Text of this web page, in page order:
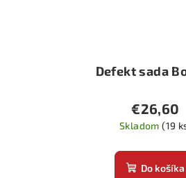
Defekt sada
€26,60
Skladom(19
Do košíka